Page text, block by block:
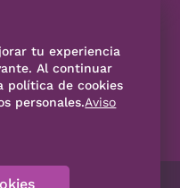
tu experiencia
Al continuar
política de cookies
personales.Aviso